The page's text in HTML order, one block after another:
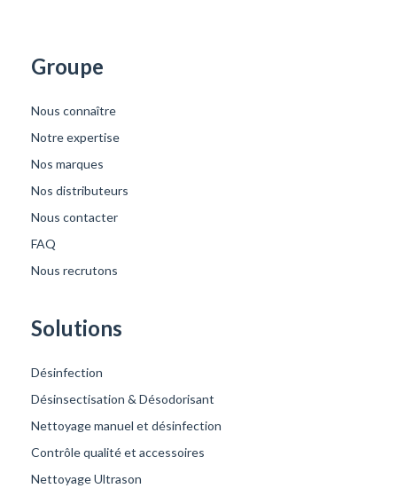
Groupe
Nous connaître
Notre expertise
Nos marques
Nos distributeurs
Nous contacter
FAQ
Nous recrutons
Solutions
Désinfection
Désinsectisation & Désodorisant
Nettoyage manuel et désinfection
Contrôle qualité et accessoires
Nettoyage Ultrason